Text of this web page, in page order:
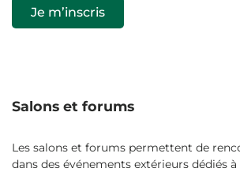
Je m’inscris
Salons et forums
Les salons et forums permettent de
dans des événements extérieurs dédiés